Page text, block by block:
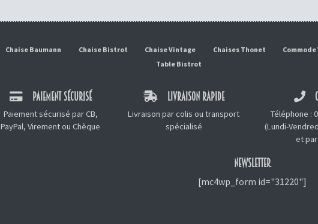
Chaise Baumann Chaise Bistrot Chaise Vintage Chaises Thonet
Table Bistrot
PAIEMENT SÉCURISÉ
Paiement sécurisé par CB,
PayPal, Virement ou Chèque
LIVRAISON RAPIDE
Livraison par colis ou transport
spécialisé
Téléphone :
(Lundi-
et
NEWSLETTER
[mc4wp_form id="31220"]